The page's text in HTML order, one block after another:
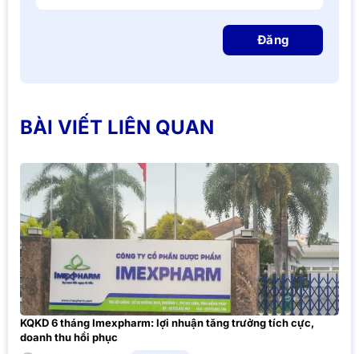
Đăng
BÀI VIẾT LIÊN QUAN
KQKD 6 tháng Imexpharm: lợi nhuận tăng trưởng tích cực,
doanh thu hồi phục